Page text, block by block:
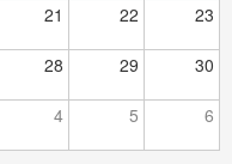
21 22 23
28 29 30
4 5 6